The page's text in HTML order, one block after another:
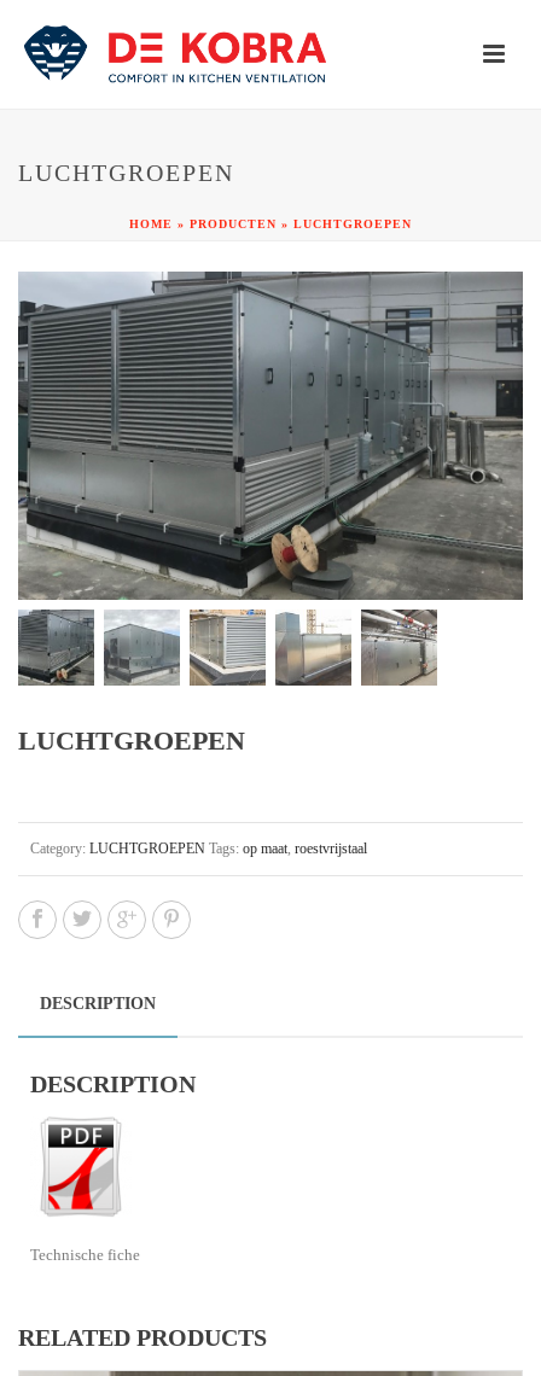
LUCHTGROEPEN
HOME » PRODUCTEN » LUCHTGROEPEN
LUCHTGROEPEN
Category: LUCHTGROEPEN Tags: op maat roestvrijstaal
DESCRIPTION
DESCRIPTION
Technische fiche
RELATED PRODUCTS